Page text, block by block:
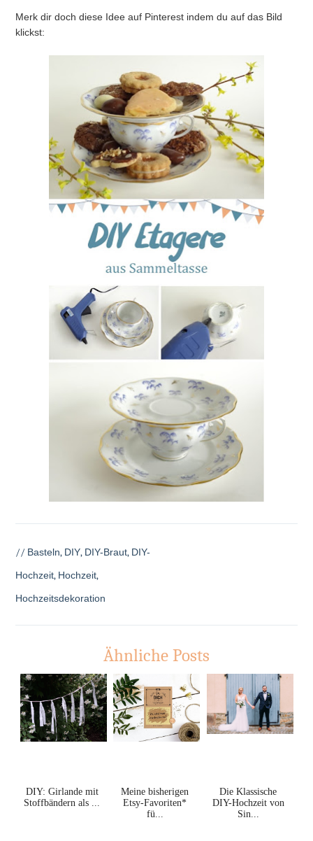
Merk dir doch diese Idee auf Pinterest indem du auf das Bild
klickst:
// Basteln, DIY, DIY-Braut, DIY-
Hochzeit, Hochzeit,
Hochzeitsdekoration
Ähnliche Posts
DIY: Girlande mit
Stoffbändern als ...
Meine bisherigen
Etsy-Favoriten*
fü...
Die Klassische
DIY-Hochzeit von
Sin...